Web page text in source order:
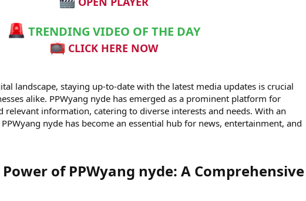
TRENDING VIDEO OF THE DAY
CLICK HERE NOW
landscape, staying up-to-date with the latest media updates is crucial
alike. PPWyang nyde has emerged as a prominent platform for
relevant information, catering to diverse interests and needs. With an
nyde has become an essential hub for news, entertainment, and
of PPWyang nyde: A Comprehensive